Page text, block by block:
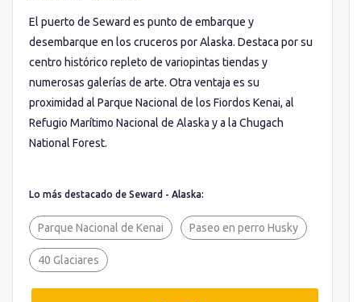
El puerto de Seward es punto de embarque y
desembarque en los cruceros por Alaska. Destaca por su
centro histórico repleto de variopintas tiendas y
numerosas galerías de arte. Otra ventaja es su
proximidad al Parque Nacional de los Fiordos Kenai, al
Refugio Marítimo Nacional de Alaska y a la Chugach
National Forest.
Lo más destacado de Seward - Alaska:
Parque Nacional de Kenai Paseo en perro Husky
40 Glaciares